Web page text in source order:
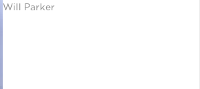
Will Parker